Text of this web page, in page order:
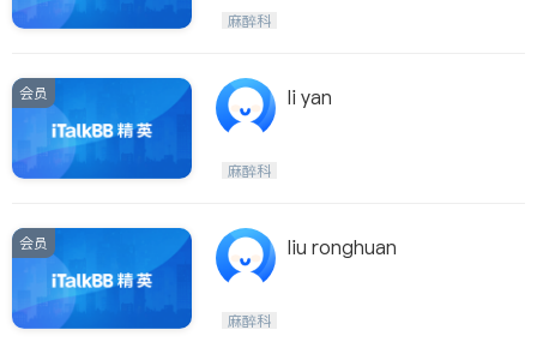
麻醉科
会员 li yan
麻醉科
会员 liu ronghuan
麻醉科